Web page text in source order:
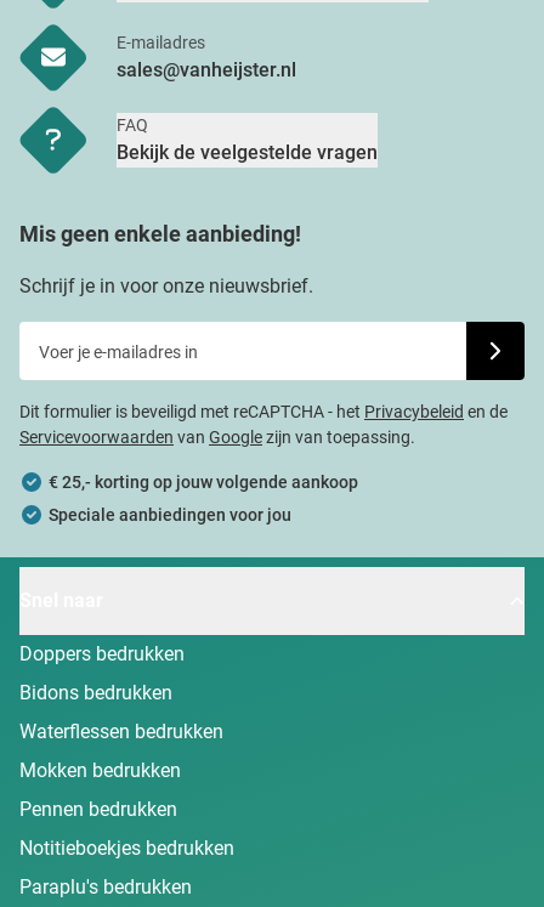
E-mailadres
sales@vanheijster.nl
FAQ
Bekijk de veelgestelde vragen
Mis geen enkele aanbieding!
Schrijf je in voor onze nieuwsbrief.
Dit formulier is beveiligd met reCAPTCHA - het Privacybeleid en de
Servicevoorwaarden van Googlezijn van toepassing.
€ 25,- korting op jouw volgende aankoop
Speciale aanbiedingen voor jou
Doppers bedrukken
Bidons bedrukken
Waterflessen bedrukken
Mokken bedrukken
Pennen bedrukken
Notitieboekjes bedrukken
Paraplu's bedrukken